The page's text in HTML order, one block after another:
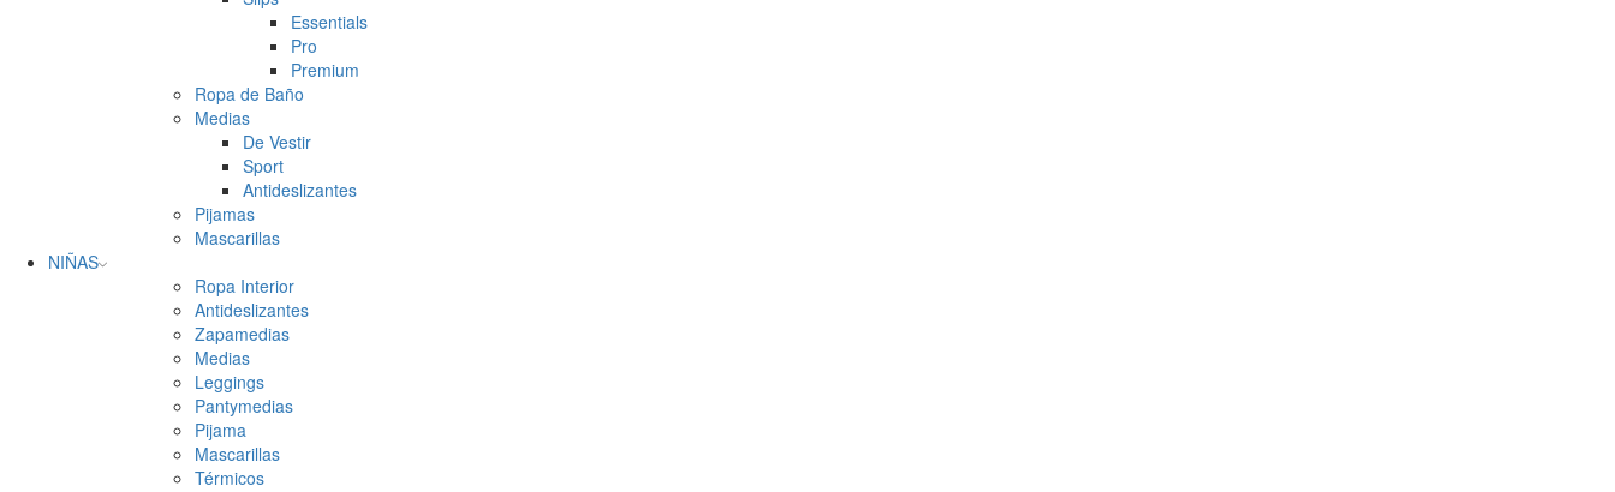
Essentials
Pro
Premium
Ropa de Baño
Medias
De Vestir
Sport
Antideslizantes
Pijamas
Mascarillas
NIÑAS
Ropa Interior
Antideslizantes
Zapamedias
Medias
Leggings
Pantymedias
Pijama
Mascarillas
Térmicos